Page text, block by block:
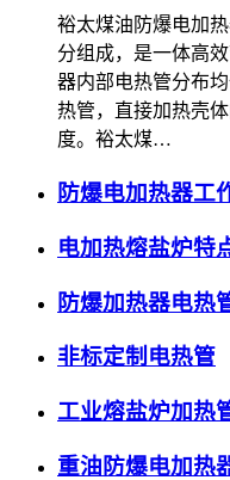
裕太煤油防爆电加
分组成，是一体高
器内部电热管分布
热管，直接加热壳
度。裕太煤…
防爆电加热器工
电加热熔盐炉特
防爆加热器电热
非标定制电热管
工业熔盐炉加热
重油防爆电加热